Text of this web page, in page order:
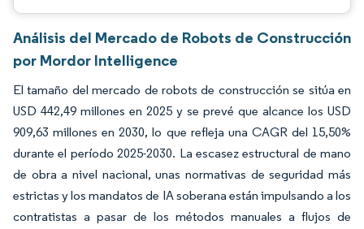
Análisis del Mercado de Robots de Construcción
por Mordor Intelligence
El tamaño del mercado de robots de construcción se sitúa en
USD 442,49 millones en 2025 y se prevé que alcance los USD
909,63 millones en 2030, lo que refleja una CAGR del 15,50%
durante el período 2025-2030. La escasez estructural de mano
de obra a nivel nacional, unas normativas de seguridad más
estrictas y los mandatos de IA soberana están impulsando a los
contratistas a pasar de los métodos manuales a flujos de